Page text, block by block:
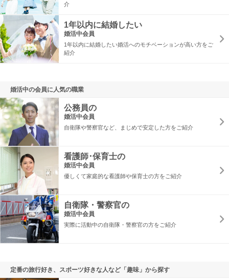
介
1年以内に結婚したい
婚活中会員
1年以内に結婚したい婚活へのモチベーションが高い方をご
紹介
婚活中の会員に人気の職業
公務員の
婚活中会員
自衛隊や警察官など、まじめで安定した方をご紹介
看護師･保育士の
婚活中会員
優しくて家庭的な看護師や保育士の方をご紹介
自衛隊・警察官の
婚活中会員
実際に活動中の自衛隊・警察官の方をご紹介
定番の旅行好き、スポーツ好きな人など「趣味」から探す